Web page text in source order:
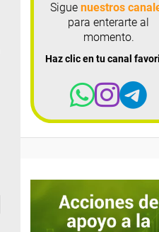
Sigue nuestros
para enterarte al
momento.
Haz clic en tu canal